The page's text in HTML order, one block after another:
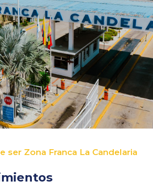
ser Zona Franca La Candelaria